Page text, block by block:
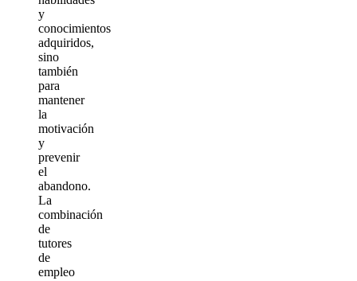
y
conocimientos
adquiridos,
sino
también
para
mantener
la
motivación
y
prevenir
el
abandono.
La
combinación
de
tutores
de
empleo